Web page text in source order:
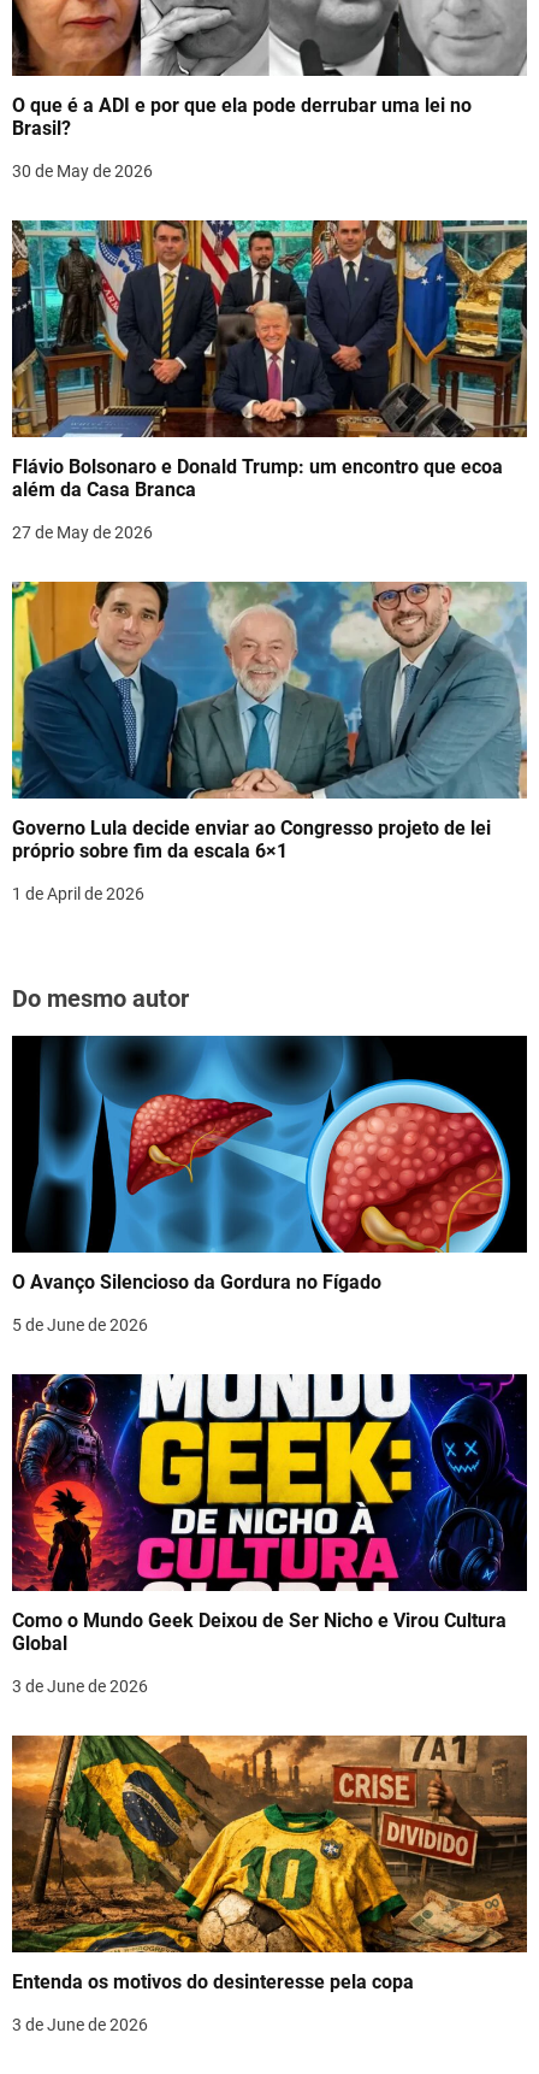
a
t
i
o
n
O que é a ADI e por que ela pode derrubar uma lei no
Brasil?
30 de May de 2026
Flávio Bolsonaro e Donald Trump: um encontro que ecoa
além da Casa Branca
27 de May de 2026
Governo Lula decide enviar ao Congresso projeto de lei
próprio sobre fim da escala 6×1
1 de April de 2026
Do mesmo autor
O Avanço Silencioso da Gordura no Fígado
5 de June de 2026
Como o Mundo Geek Deixou de Ser Nicho e Virou Cultura
Global
3 de June de 2026
Entenda os motivos do desinteresse pela copa
3 de June de 2026